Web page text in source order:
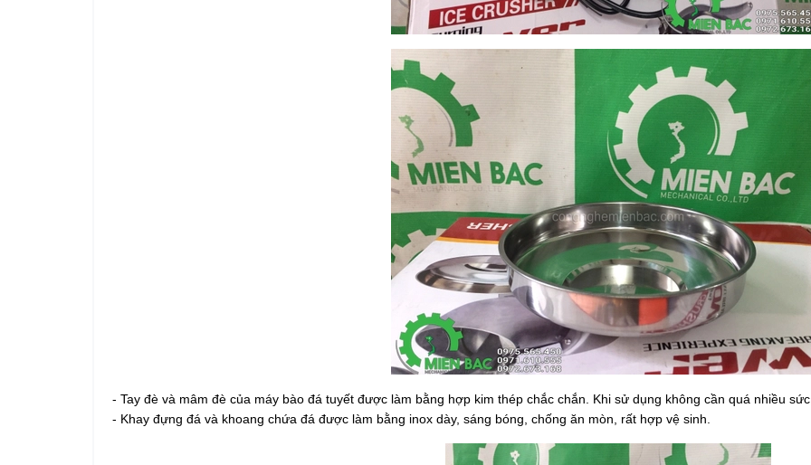
- Tay đè và mâm đè của máy bào đá tuyết được làm bằng hợp kim thép chắc chắn. Khi sử dụng không cần quá nhiều
- Khay đựng đá và khoang chứa đá được làm bằng inox dày, sáng bóng, chống ăn mòn, rất hợp vệ sinh.